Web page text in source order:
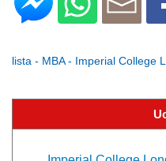
lista - MBA - Imperial College